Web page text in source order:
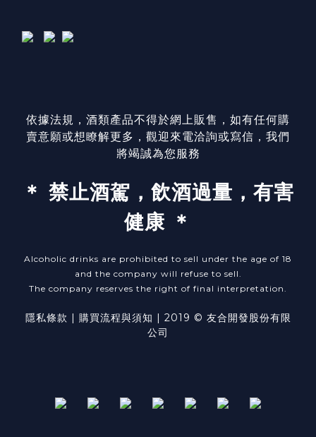
依據法規，酒類產品不得於網上販售，如有任何購
賣意願或想瞭解更多，觀迎來電洽詢或寫信，我們
將竭誠為您服務
＊ 禁止酒駕，飲酒過量，有害
健康 ＊
Alcoholic drinks are prohibited to sell under the age of 18
and the company will refuse to sell.
The company reserves the right of final interpretation.
隱私條款 | ​ 購買流程與須知 | 2019 © 友合開發股份有限
公司